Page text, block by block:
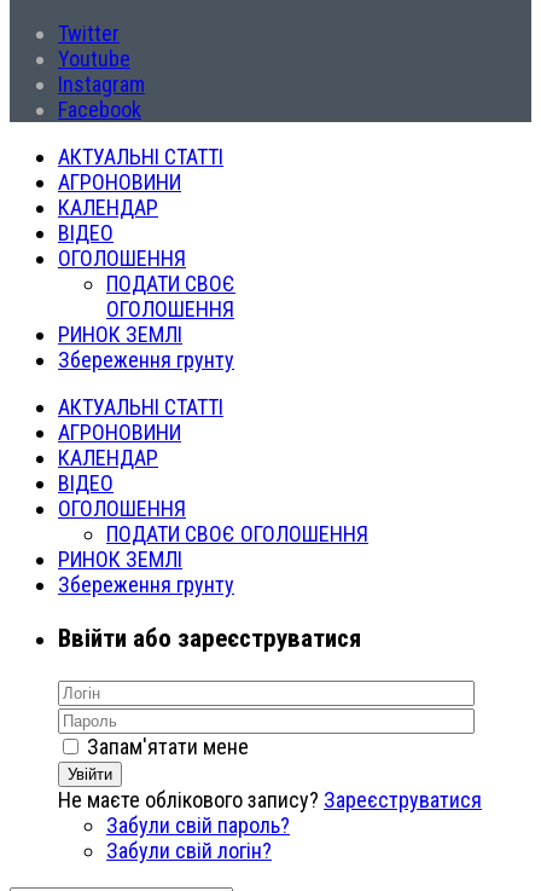
Twitter
Youtube
Instagram
Facebook
АКТУАЛЬНІ СТАТТІ
АГРОНОВИНИ
КАЛЕНДАР
ВІДЕО
ОГОЛОШЕННЯ
ПОДАТИ СВОЄ
ОГОЛОШЕННЯ
РИНОК ЗЕМЛІ
Збереження грунту
АКТУАЛЬНІ СТАТТІ
АГРОНОВИНИ
КАЛЕНДАР
ВІДЕО
ОГОЛОШЕННЯ
ПОДАТИ СВОЄ ОГОЛОШЕННЯ
РИНОК ЗЕМЛІ
Збереження грунту
Ввійти або зареєструватися
Запам'ятати мене
Увійти
Не маєте облікового запису? Зареєструватися
Забули свій пароль?
Забули свій логін?